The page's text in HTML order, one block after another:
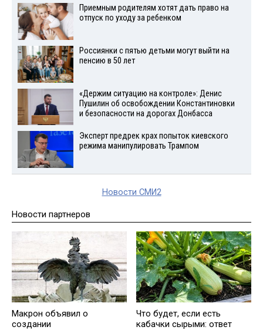
Приемным родителям хотят дать право на
отпуск по уходу за ребенком
Россиянки с пятью детьми могут выйти на
пенсию в 50 лет
«Держим ситуацию на контроле»: Денис
Пушилин об освобождении Константиновки
и безопасности на дорогах Донбасса
Эксперт предрек крах попыток киевского
режима манипулировать Трампом
Новости СМИ2
Новости партнеров
Макрон объявил о
создании
Что будет, если есть
кабачки сырыми: ответ